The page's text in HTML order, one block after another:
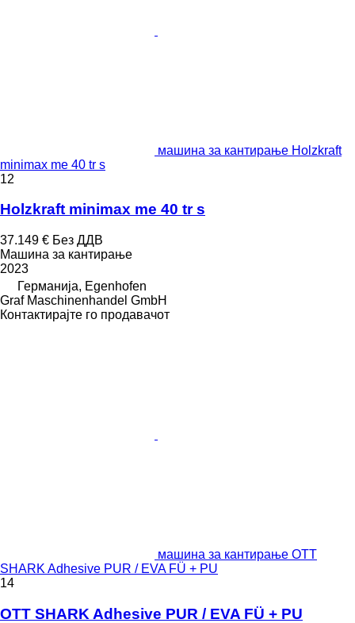
машина за кантирање Holzkraft
minimax me 40 tr s
12
Holzkraft minimax me 40 tr s
37.149 € Без ДДВ
Машина за кантирање
2023
Германија, Egenhofen
Graf Maschinenhandel GmbH
Контактирајте го продавачот
машина за кантирање OTT
SHARK Adhesive PUR / EVA FÜ + PU
14
OTT SHARK Adhesive PUR / EVA FÜ + PU